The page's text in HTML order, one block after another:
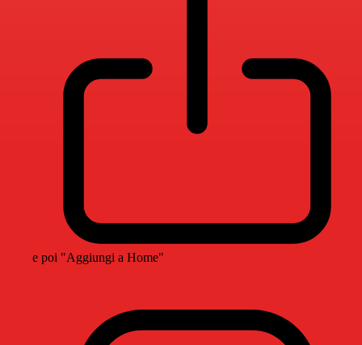
e poi "Aggiungi a Home"